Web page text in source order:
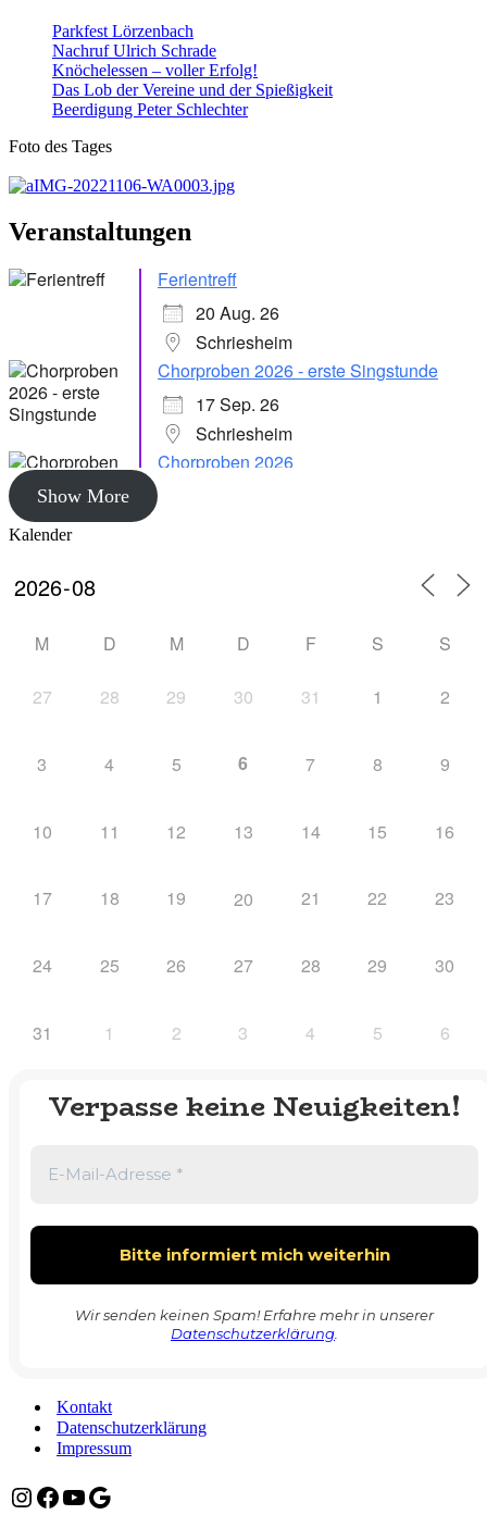
Parkfest Lörzenbach
Nachruf Ulrich Schrade
Knöchelessen – voller Erfolg!
Das Lob der Vereine und der Spießigkeit
Beerdigung Peter Schlechter
Foto des Tages
Veranstaltungen
Ferientreff
20 Aug. 26
Schriesheim
Chorproben 2026 - erste Singstunde
17 Sep. 26
Schriesheim
Chorproben 2026
Chorproben 2026
Schriesheim
Show More
Kalender
M D M D F S S
27 28 29 30 31 1 2
3 4 5 6 7 8 9
10 11 12 13 14 15 16
17 18 19 20 21 22 23
24 25 26 27 28 29 30
31 1 2 3 4 5 6
Verpasse keine Neuigkeiten!
Wir senden keinen Spam! Erfahre mehr in unserer
Datenschutzerklärung
Kontakt
Datenschutzerklärung
Impressum
Instagram
Facebook
YouTube
Google